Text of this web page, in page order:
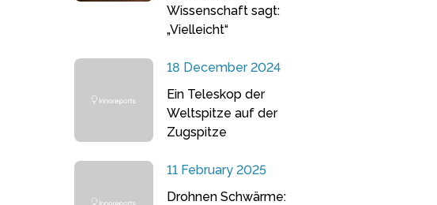
Wissenschaft sagt:
„Vielleicht“
18 December 2024
Ein Teleskop der
Weltspitze auf der
Zugspitze
11 February 2025
Drohnen Schwärme: